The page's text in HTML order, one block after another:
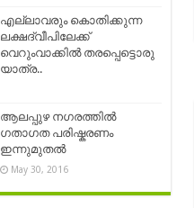
എല്ലാവരും കൊതിക്കുന്ന
ലക്ഷദ്വീപിലേക്ക്
വെറുംവാക്കിൽ തരപ്പെട്ടൊരു
യാത്ര..
ആലപ്പുഴ നഗരത്തിൽ
ഗതാഗത പരിഷ്കരണം
ഇന്നുമുതൽ
May 30, 2016